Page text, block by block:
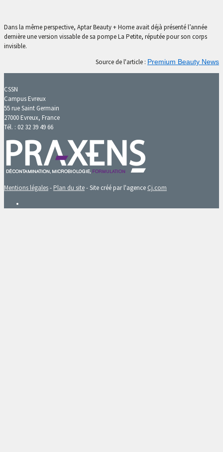
Dans la même perspective, Aptar Beauty + Home avait déjà présenté l’année
dernière une version vissable de sa pompe La Petite, réputée pour son corps
invisible.
Source de l'article : Premium Beauty News
CSSN
Campus Evreux
55 rue Saint Germain
27000 Evreux, France
Tél. : 02 32 39 49 66
Mentions légales- Plan du site- Site créé par l'agence Cj.com